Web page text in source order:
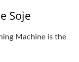
Soje
Machine is the